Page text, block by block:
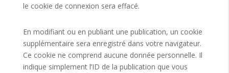
le cookie de connexion sera effacé.
En modifiant ou en publiant une publication, un cookie
supplémentaire sera enregistré dans votre navigateur.
Ce cookie ne comprend aucune donnée personnelle. Il
indique simplement l’ID de la publication que vous